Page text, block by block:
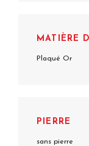
MATIÈRE
Plaqué Or
PIERRE
sans pierre